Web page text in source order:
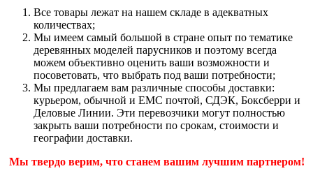
Все товары лежат на нашем складе в адекватных
количествах;
Мы имеем самый большой в стране опыт по тематике
деревянных моделей парусников и поэтому всегда
можем объективно оценить ваши возможности и
посоветовать, что выбрать под ваши потребности;
Мы предлагаем вам различные способы доставки:
курьером, обычной и ЕМС почтой, СДЭК, Боксберри и
Деловые Линии. Эти перевозчики могут полностью
закрыть ваши потребности по срокам, стоимости и
географии доставки.
Мы твердо верим, что станем вашим лучшим партнером!